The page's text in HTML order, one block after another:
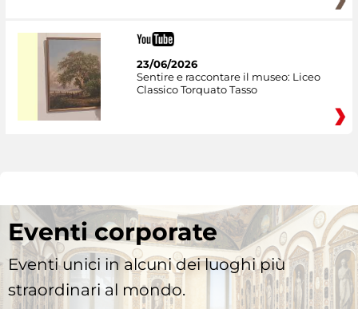
23/06/2026
Sentire e raccontare il museo: Liceo
Classico Torquato Tasso
Eventi corporate
Eventi unici in alcuni dei luoghi più
straordinari al mondo.